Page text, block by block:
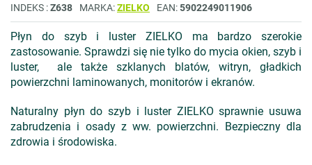
INDEKS Z638 MARKA ZIELKO EAN 5902249011906
Płyn do szyb i luster ZIELKO ma bardzo szerokie
zastosowanie. Sprawdzi się nie tylko do mycia okien, szyb i
luster, ale także szklanych blatów, witryn, gładkich
powierzchni laminowanych, monitorów i ekranów.
Naturalny płyn do szyb i luster ZIELKO sprawnie usuwa
zabrudzenia i osady z ww. powierzchni. Bezpieczny dla
zdrowia i środowiska.